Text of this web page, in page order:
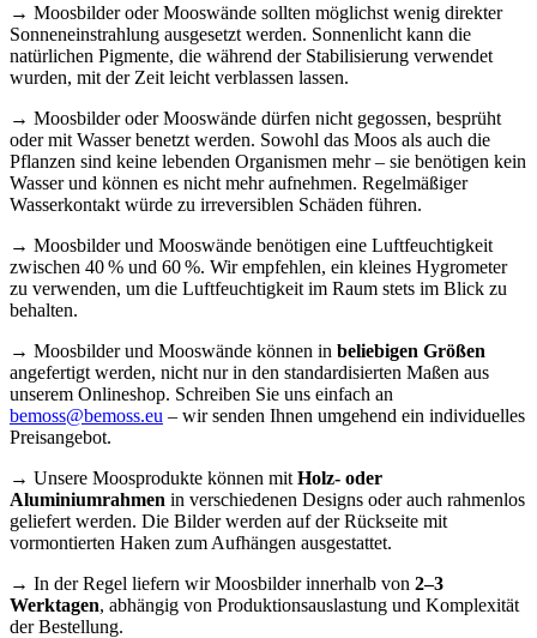
→ Moosbilder oder Mooswände sollten möglichst wenig direkter
Sonneneinstrahlung ausgesetzt werden. Sonnenlicht kann die
natürlichen Pigmente, die während der Stabilisierung verwendet
wurden, mit der Zeit leicht verblassen lassen.
→ Moosbilder oder Mooswände dürfen nicht gegossen, besprüht
oder mit Wasser benetzt werden. Sowohl das Moos als auch die
Pflanzen sind keine lebenden Organismen mehr – sie benötigen kein
Wasser und können es nicht mehr aufnehmen. Regelmäßiger
Wasserkontakt würde zu irreversiblen Schäden führen.
→ Moosbilder und Mooswände benötigen eine Luftfeuchtigkeit
zwischen 40 % und 60 %. Wir empfehlen, ein kleines Hygrometer
zu verwenden, um die Luftfeuchtigkeit im Raum stets im Blick zu
behalten.
→ Moosbilder und Mooswände können in beliebigen Größen
angefertigt werden, nicht nur in den standardisierten Maßen aus
unserem Onlineshop. Schreiben Sie uns einfach an
bemoss@bemoss.eu – wir senden Ihnen umgehend ein individuelles
Preisangebot.
→ Unsere Moosprodukte können mit Holz- oder
Aluminiumrahmen in verschiedenen Designs oder auch rahmenlos
geliefert werden. Die Bilder werden auf der Rückseite mit
vormontierten Haken zum Aufhängen ausgestattet.
→ In der Regel liefern wir Moosbilder innerhalb von 2–3
Werktagen, abhängig von Produktionsauslastung und Komplexität
der Bestellung.